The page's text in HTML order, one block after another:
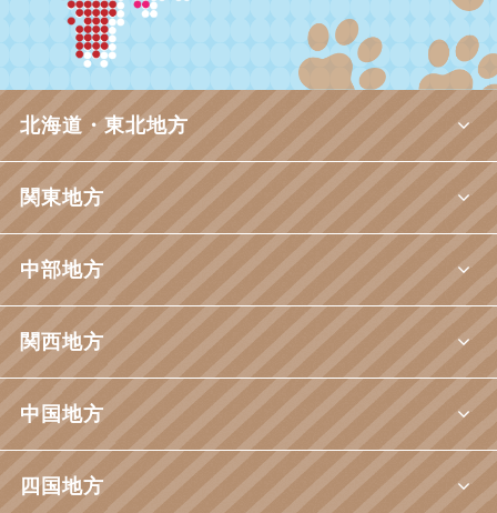
北海道・東北地方
関東地方
中部地方
関西地方
中国地方
四国地方